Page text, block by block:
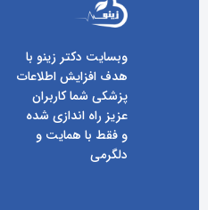
وبسایت دکتر زینو با
هدف افزایش اطلاعات
پزشکی شما کاربران
عزیز راه اندازی شده
و فقط با همایت و
دلگرمی